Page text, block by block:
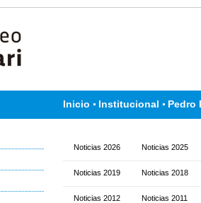
Inicio Institucional Pedro
Noticias 2026 Noticias 2025
Noticias 2019 Noticias 2018
Noticias 2012 Noticias 2011